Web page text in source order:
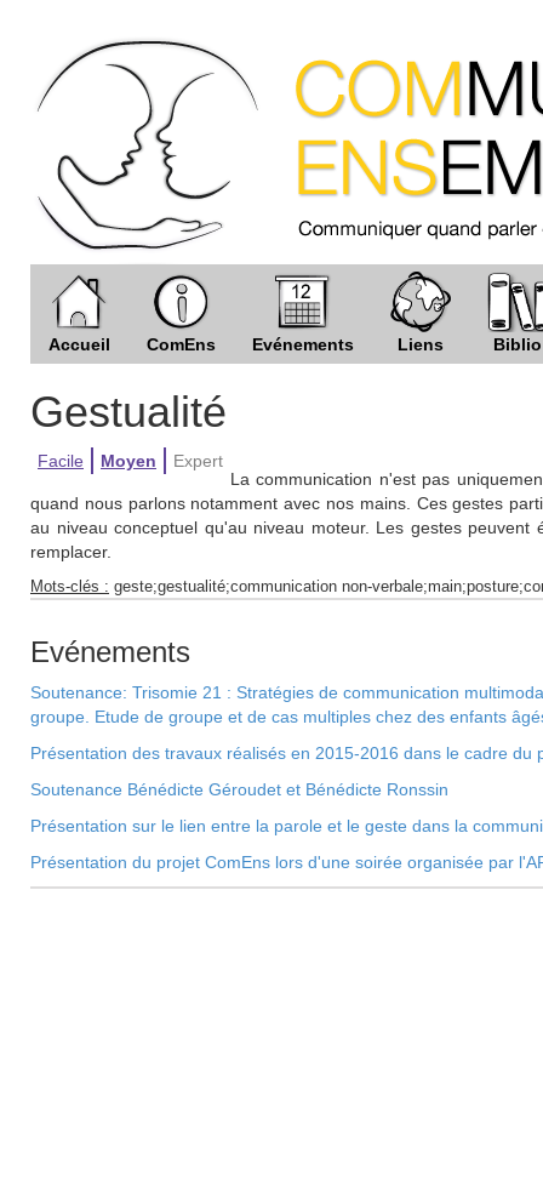
Accueil ComEns Evénements Liens Biblio
Gestualité
Facile Moyen
Expert
La communication n'est pas
quand nous parlons notamment avec nos mains. Ces gestes
au niveau conceptuel qu'au niveau moteur. Les gestes
remplacer.
Mots-clés : geste;gestualité;communication non-
Evénements
Soutenance: Trisomie 21 : Stratégies de communication
groupe. Etude de groupe et de cas multiples chez des enfants
Présentation des travaux réalisés en 2015-2016 dans le cadre du
Soutenance Bénédicte Géroudet et Bénédicte Ronssin
Présentation sur le lien entre la parole et le geste dans la
Présentation du projet ComEns lors d'une soirée organisée par